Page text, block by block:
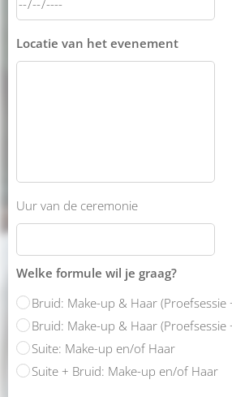
Locatie van het evenement
Uur van de ceremonie
Welke formule wil je graag?
Bruid: Make-up & Haar (Proefsessie
Bruid: Make-up & Haar (Proefsessie
Suite: Make-up en/of Haar
Suite + Bruid: Make-up en/of Haar